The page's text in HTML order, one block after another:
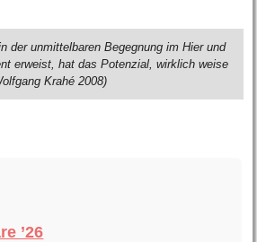
der unmittelbaren Begegnung im Hier und
erweist, hat das Potenzial, wirklich weise
Krahé 2008)
’26